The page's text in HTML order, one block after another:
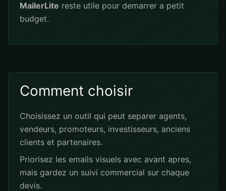
MailerLite reste utile pour demarrer a petit
budget.
Comment choisir
Choisissez un outil qui peut separer agents,
vendeurs, promoteurs, investisseurs, anciens
clients et partenaires.
Priorisez les emails visuels avec avant apres,
mais gardez un suivi commercial sur chaque
devis.